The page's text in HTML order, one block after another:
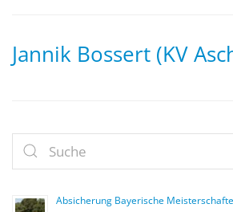
Jannik Bossert (KV
Absicherung Bayerische